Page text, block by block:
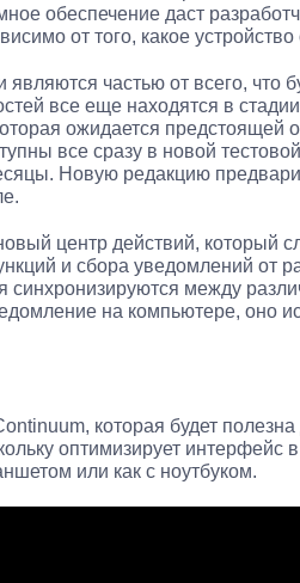
обеспечение даст
от того, какое устройство
частью от всего, что
все еще находятся в
ожидается предстоящей
все сразу в новой
Новую редакцию
центр действий, который
и сбора уведомлений от
синхронизируются между
на компьютере, оно
которая будет полезна
оптимизирует интерфейс
или как с ноутбуком.